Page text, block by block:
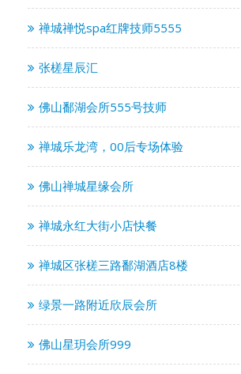
禅城禅悦spa红牌技师5555
张槎星辰汇
佛山鄱湖会所555号技师
禅城乐龙湾，00后专场体验
佛山禅城星缘会所
禅城永红大街小店快餐
禅城区张槎三路鄱湖酒店8楼
绿景一路附近欣辰会所
佛山星玥会所999